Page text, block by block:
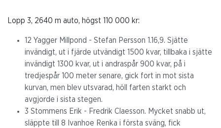
Lopp 3, 2640 m auto, högst 110 000 kr:
12 Yagger Millpond - Stefan Persson 1.16,9. Sjätte
invändigt, ut i fjärde utvändigt 1500 kvar, tillbaka i sjätte
invändigt 1300 kvar, ut i andraspår 900 kvar, på i
tredjespår 100 meter senare, gick fort in mot sista
kurvan, men blev utsvarad, höll farten starkt och
avgjorde i sista stegen.
3 Stommens Erik - Fredrik Claesson. Mycket snabb ut,
släppte till 8 Ivanhoe Renka i första sväng, fick